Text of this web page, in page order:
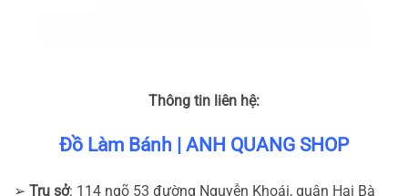
Thông tin liên hệ:
Đồ Làm Bánh | ANH QUANG SHOP
➢ Trụ sở: 114 ngõ 53 đường Nguyễn Khoái, quận Hai Bà